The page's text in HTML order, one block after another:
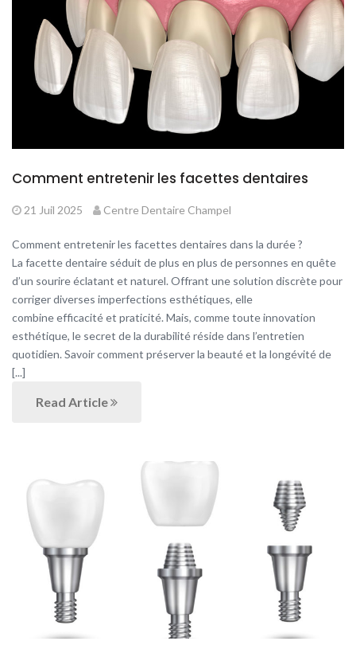
Comment entretenir les facettes dentaires
21 Juil 2025 Centre Dentaire Champel
Comment entretenir les facettes dentaires dans la durée ?
La facette dentaire séduit de plus en plus de personnes en quête
d’un sourire éclatant et naturel. Offrant une solution discrète pour
corriger diverses imperfections esthétiques, elle
combine efficacité et praticité. Mais, comme toute innovation
esthétique, le secret de la durabilité réside dans l’entretien
quotidien. Savoir comment préserver la beauté et la longévité de
[...]
Read Article